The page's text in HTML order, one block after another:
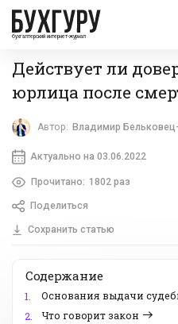
бухгалтерский интернет-журнал
Действует ли
юрлица после
Автор: Владимир
Актуально на 03.06.2022
Прочитано: 1802 раз
Поделиться
Сохранить статью
Содержание
1.
Основания выдачи
2.
Что говорит закон